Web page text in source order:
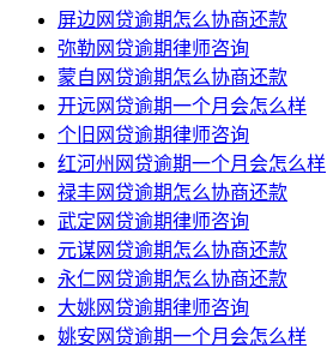
屏边网贷逾期怎么协商还款
弥勒网贷逾期律师咨询
蒙自网贷逾期怎么协商还款
开远网贷逾期一个月会怎么样
个旧网贷逾期律师咨询
红河州网贷逾期一个月会怎么样
禄丰网贷逾期怎么协商还款
武定网贷逾期律师咨询
元谋网贷逾期怎么协商还款
永仁网贷逾期怎么协商还款
大姚网贷逾期律师咨询
姚安网贷逾期一个月会怎么样